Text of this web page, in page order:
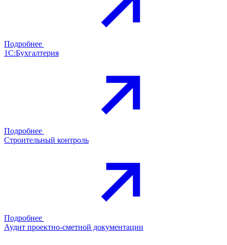
Подробнее
1С:Бухгалтерия
Подробнее
Строительный контроль
Подробнее
Аудит проектно-сметной документации